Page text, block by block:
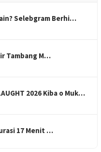
Selebgram Berhi…
Tambang M…
2026 Kiba o Muk…
17 Menit …